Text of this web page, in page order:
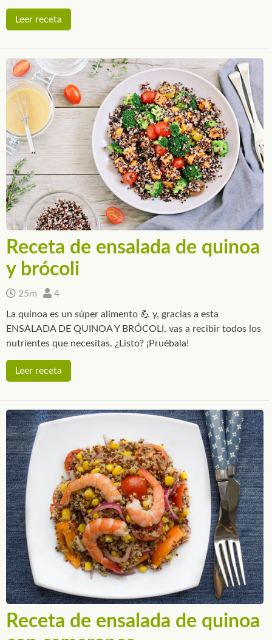
Leer receta
Receta de ensalada de quinoa
y brócoli
25m 4
La quinoa es un súper alimento 💪 y, gracias a esta
ENSALADA DE QUINOA Y BRÓCOLI, vas a recibir todos los
nutrientes que necesitas. ¿Listo? ¡Pruébala!
Leer receta
Receta de ensalada de quinoa